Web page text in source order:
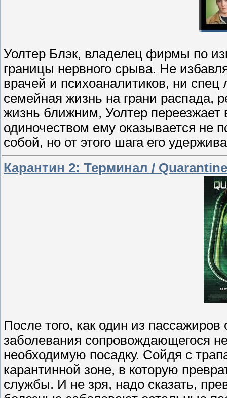
Уолтер Блэк, владелец фирмы по
границы нервного срыва. Не
врачей и психоаналитиков, ни спец
семейная жизнь на грани распада,
жизнь ближним, Уолтер переезжает
одиночеством ему оказывается не
собой, но от этого шага его
Карантин 2: Терминал /
После того, как один из
заболевания сопровождающегося
необходимую посадку. Сойдя с
карантинной зоне, в которую
службы. И не зря, надо сказать,